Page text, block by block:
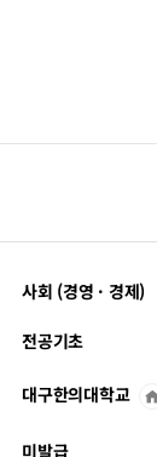
사회 (경영 · 경제)
전공기초
대구한의대학교
미발급